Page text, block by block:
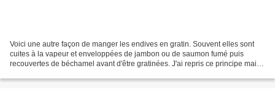
Voici une autre façon de manger les endives en gratin. Souvent elles sont
cuites à la vapeur et enveloppées de jambon ou de saumon fumé puis
recouvertes de béchamel avant d'être gratinées. J'ai repris ce principe mais